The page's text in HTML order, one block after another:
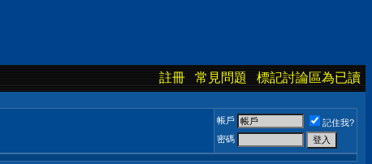
註冊 常見問題 標記討論區為已讀
帳戶
記住我?
密碼